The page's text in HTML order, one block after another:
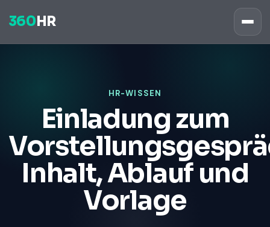
360 HR
HR-WISSEN
Einladung zum
Inhalt, Ablauf und
Vorlage